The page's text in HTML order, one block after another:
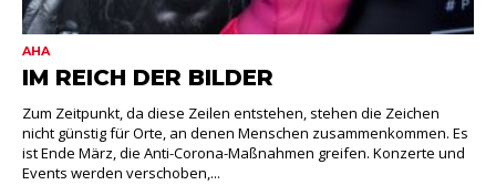
AHA
IM REICH DER BILDER
Zum Zeitpunkt, da diese Zeilen entstehen, stehen die Zeichen
nicht günstig für Orte, an denen Menschen zusammenkommen. Es
ist Ende März, die Anti-Corona-Maßnahmen greifen. Konzerte und
Events werden verschoben,...